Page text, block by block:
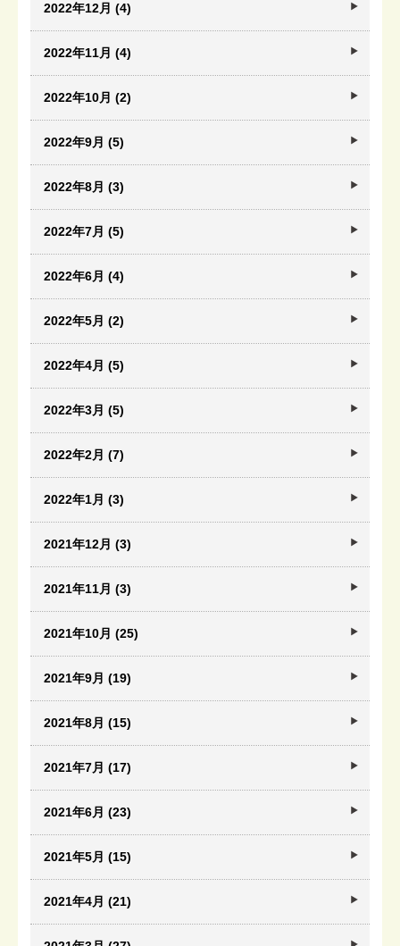
2022年12月 (4)
2022年11月 (4)
2022年10月 (2)
2022年9月 (5)
2022年8月 (3)
2022年7月 (5)
2022年6月 (4)
2022年5月 (2)
2022年4月 (5)
2022年3月 (5)
2022年2月 (7)
2022年1月 (3)
2021年12月 (3)
2021年11月 (3)
2021年10月 (25)
2021年9月 (19)
2021年8月 (15)
2021年7月 (17)
2021年6月 (23)
2021年5月 (15)
2021年4月 (21)